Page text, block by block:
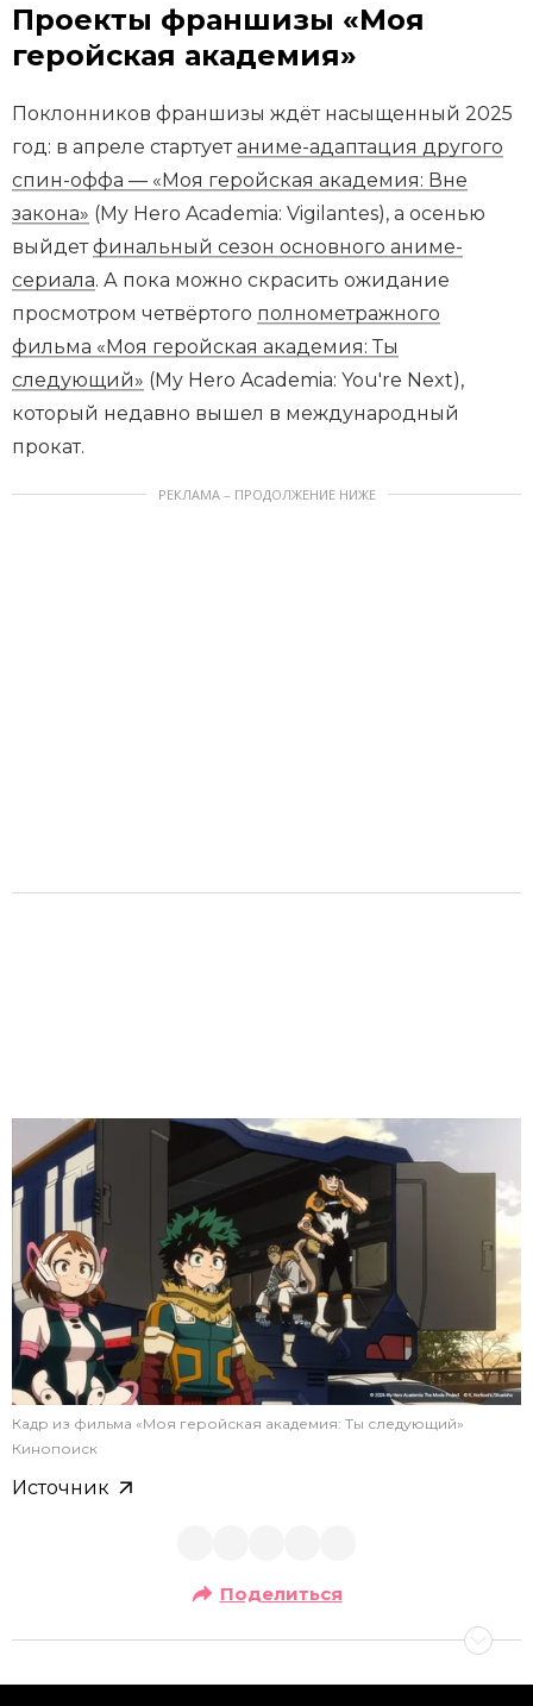
Проекты франшизы «Моя
геройская академия»
Поклонников франшизы ждёт насыщенный 2025
год: в апреле стартуетаниме-адаптация другого
спин-оффа — «Моя геройская академия: Вне
закона» (My Hero Academia: Vigilantes), а осенью
выйдетфинальный сезон основного аниме-
сериала. А пока можно скрасить ожидание
просмотром четвёртого полнометражного
фильма «Моя геройская академия: Ты
следующий» (My Hero Academia: You're Next),
который недавно вышел в международный
прокат.
РЕКЛАМА – ПРОДОЛЖЕНИЕ НИЖЕ
Кадр из фильма «Моя геройская академия: Ты следующий»
Кинопоиск
Источник
Поделиться